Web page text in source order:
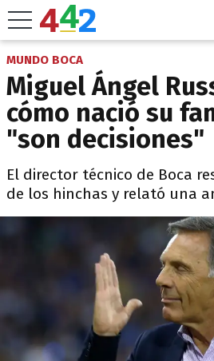
MUNDO BOCA
Miguel Ángel
cómo nació su
"son decisiones"
El director técnico de Boca
de los hinchas y relató una